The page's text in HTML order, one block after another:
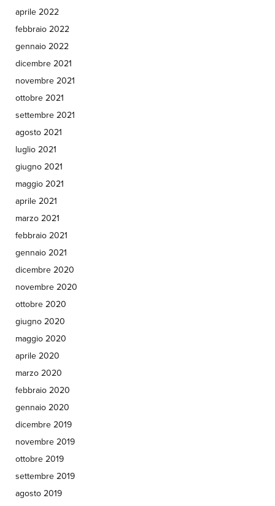
aprile 2022
febbraio 2022
gennaio 2022
dicembre 2021
novembre 2021
ottobre 2021
settembre 2021
agosto 2021
luglio 2021
giugno 2021
maggio 2021
aprile 2021
marzo 2021
febbraio 2021
gennaio 2021
dicembre 2020
novembre 2020
ottobre 2020
giugno 2020
maggio 2020
aprile 2020
marzo 2020
febbraio 2020
gennaio 2020
dicembre 2019
novembre 2019
ottobre 2019
settembre 2019
agosto 2019